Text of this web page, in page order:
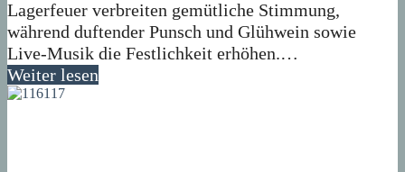
Lagerfeuer verbreiten gemütliche Stimmung,
während duftender Punsch und Glühwein sowie
Live-Musik die Festlichkeit erhöhen.…
Weiter lesen